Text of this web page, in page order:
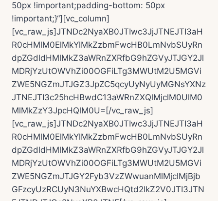
50px !important;padding-bottom: 50px
!important;}“][vc_column]
[vc_raw_js]JTNDc2NyaXB0JTIwc3JjJTNEJTI3aH
R0cHMlM0ElMkYlMkZzbmFwcHB0LmNvbSUyRn
dpZGdldHMlMkZ3aWRnZXRfbG9hZGVyJTJGY2Jl
MDRjYzUtOWVhZi00OGFiLTg3MWUtM2U5MGVi
ZWE5NGZmJTJGZ3JpZC5qcyUyNyUyMGNsYXNz
JTNEJTI3c25hcHBwdC13aWRnZXQlMjclM0UlM0
MlMkZzY3JpcHQlM0U=[/vc_raw_js]
[vc_raw_js]JTNDc2NyaXB0JTIwc3JjJTNEJTI3aH
R0cHMlM0ElMkYlMkZzbmFwcHB0LmNvbSUyRn
dpZGdldHMlMkZ3aWRnZXRfbG9hZGVyJTJGY2Jl
MDRjYzUtOWVhZi00OGFiLTg3MWUtM2U5MGVi
ZWE5NGZmJTJGY2Fyb3VzZWwuanMlMjclMjBjb
GFzcyUzRCUyN3NuYXBwcHQtd2lkZ2V0JTI3JTN